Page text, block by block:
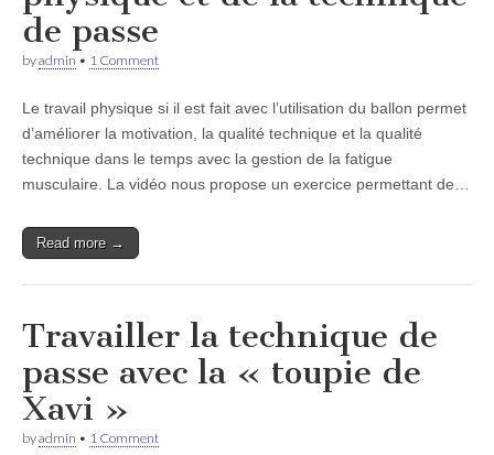
de passe
byadmin • 1 Comment
Le travail physique si il est fait avec l’utilisation du ballon permet
d’améliorer la motivation, la qualité technique et la qualité
technique dans le temps avec la gestion de la fatigue
musculaire. La vidéo nous propose un exercice permettant de…
Read more →
Travailler la technique de
passe avec la « toupie de
Xavi »
byadmin • 1 Comment